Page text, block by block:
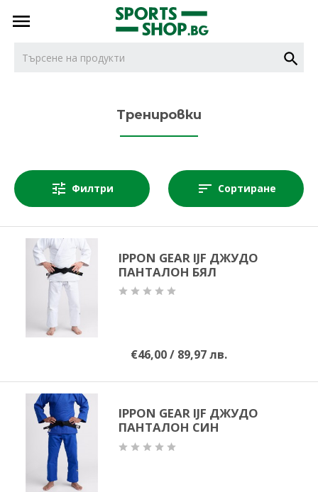
тел. тел.
0887616932
ДЖУДО
КАРАТЕ
КИКБОКС
ФИТНЕС
КОНТАКТИ
Тренировки
Филтри Сортиране
IPPON GEAR IJF ДЖУДО
ПАНТАЛОН БЯЛ
€46,00 / 89,97 лв.
IPPON GEAR IJF ДЖУДО
ПАНТАЛОН СИН